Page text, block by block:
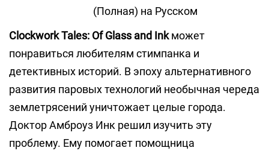
(Полная) на Русском
Clockwork Tales: Of Glass and Inkможет
понравиться любителям стимпанка и
детективных историй. В эпоху альтернативного
развития паровых технологий необычная череда
землетрясений уничтожает целые города.
Доктор Амброуз Инк решил изучить эту
проблему. Ему помогает помощница